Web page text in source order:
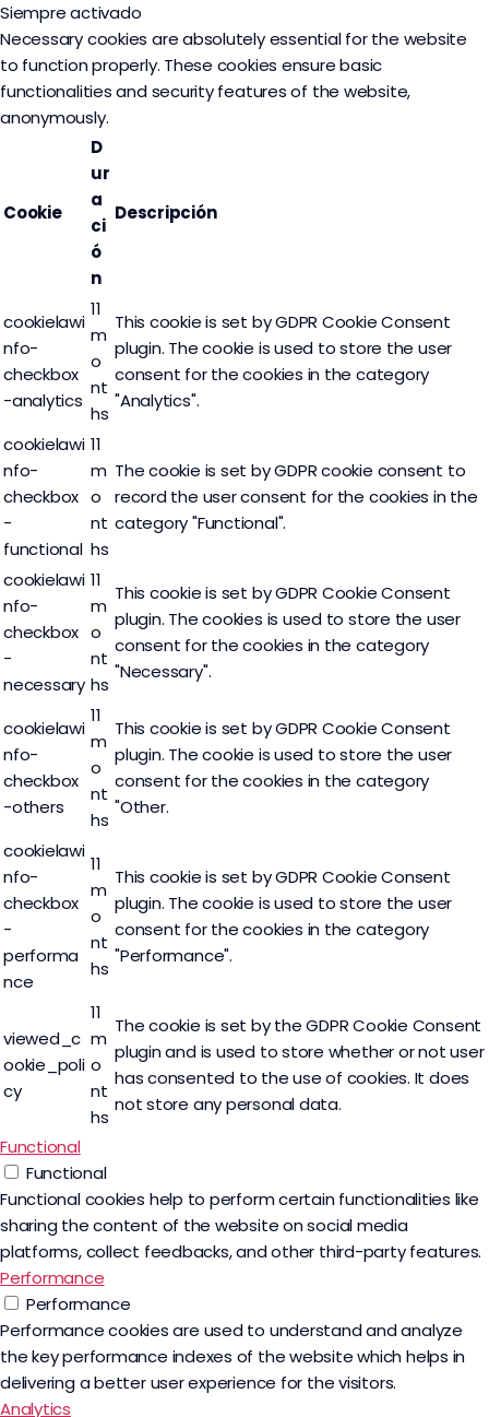
Siempre activado
Necessary cookies are absolutely essential for the website
to function properly. These cookies ensure basic
functionalities and security features of the website,
anonymously.
Cookie
D
ur
a
ci
ó
n
Descripción
cookielawi
nfo-
checkbox
-analytics
11
m
o
nt
hs
This cookie is set by GDPR Cookie Consent
plugin. The cookie is used to store the user
consent for the cookies in the category
"Analytics".
cookielawi
nfo-
checkbox
-
functional
11
m
o
nt
hs
The cookie is set by GDPR cookie consent to
record the user consent for the cookies in the
category "Functional".
cookielawi
nfo-
checkbox
-
necessary
11
m
o
nt
hs
This cookie is set by GDPR Cookie Consent
plugin. The cookies is used to store the user
consent for the cookies in the category
"Necessary".
cookielawi
nfo-
checkbox
-others
11
m
o
nt
hs
This cookie is set by GDPR Cookie Consent
plugin. The cookie is used to store the user
consent for the cookies in the category
"Other.
cookielawi
nfo-
checkbox
-
performa
nce
11
m
o
nt
hs
This cookie is set by GDPR Cookie Consent
plugin. The cookie is used to store the user
consent for the cookies in the category
"Performance".
viewed_c
ookie_poli
cy
11
m
o
nt
hs
The cookie is set by the GDPR Cookie Consent
plugin and is used to store whether or not user
has consented to the use of cookies. It does
not store any personal data.
Functional
Functional
Functional cookies help to perform certain functionalities like
sharing the content of the website on social media
platforms, collect feedbacks, and other third-party features.
Performance
Performance
Performance cookies are used to understand and analyze
the key performance indexes of the website which helps in
delivering a better user experience for the visitors.
Analytics